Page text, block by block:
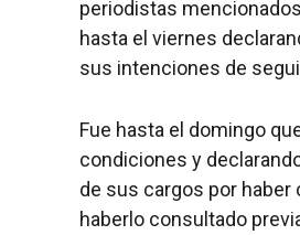
periodistas
hasta el viernes
sus intenciones de
Fue hasta el domingo
condiciones y
de sus cargos por
haberlo consultado